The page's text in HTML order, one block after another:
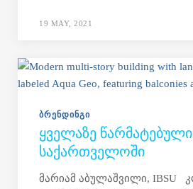
19 MAY, 2021
ᲑᲠᲔᲜᲓᲘᲜᲒᲘ
ᲧᲕᲔᲚᲐᲖᲔ
ᲡᲐᲥᲐᲠᲗᲕᲔᲚᲝᲨᲘ
მარიამ აბულაშვილი, IBSU